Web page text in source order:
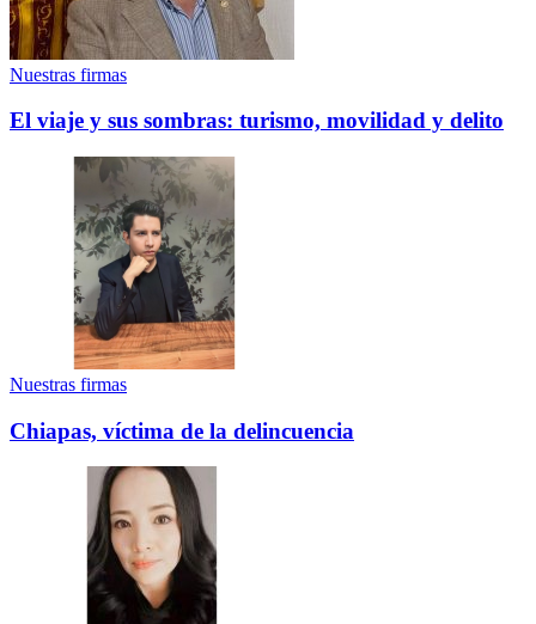
Linkedin
Nuestras firmas
El viaje y sus sombras: turismo, movilidad y delito
Nuestras firmas
Chiapas, víctima de la delincuencia